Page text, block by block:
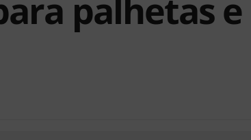
palhetas e